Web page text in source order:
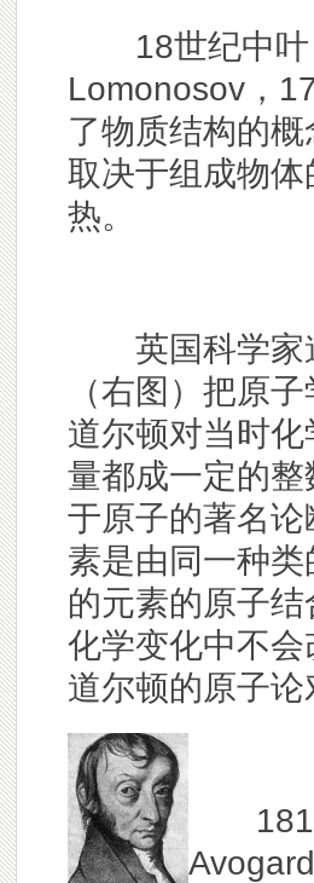
18世纪中叶
Lomonosov，
了物质结构的
取决于组成物
热。
英国科学家
（右图）把原
道尔顿对当时
量都成一定的
于原子的著名
素是由同一种
的元素的原子
化学变化中不
道尔顿的原子
1811